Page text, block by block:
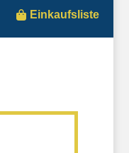
Einkaufsliste